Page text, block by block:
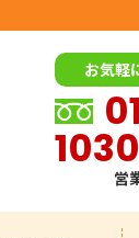
お気軽
1030
営